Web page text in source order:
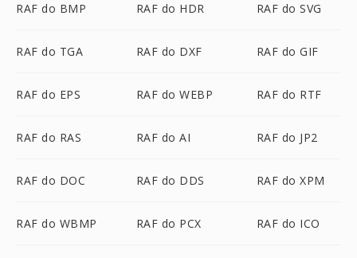
RAF do BMP RAF do HDR RAF do SVG
RAF do TGA RAF do DXF RAF do GIF
RAF do EPS RAF do WEBP RAF do RTF
RAF do RAS RAF do AI RAF do JP2
RAF do DOC RAF do DDS RAF do XPM
RAF do WBMP RAF do PCX RAF do ICO